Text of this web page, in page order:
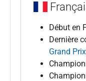
Début en
Dernière
Grand Prix